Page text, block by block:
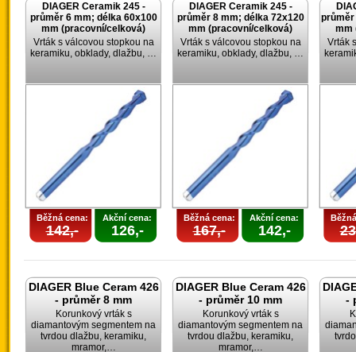
DIAGER Ceramik 245 -
průměr 6 mm; délka 60x100
mm (pracovní/celková)
Vrták s válcovou stopkou na
keramiku, obklady, dlažbu, …
Běžná cena:
142,-
Akční cena:
126,-
DIAGER Ceramik 245 -
průměr 8 mm; délka 72x120
mm (pracovní/celková)
Vrták s válcovou stopkou na
keramiku, obklady, dlažbu, …
Běžná cena:
167,-
Akční cena:
142,-
průměr
mm
Vrták
DIAGER Blue Ceram 426
- průměr 8 mm
Korunkový vrták s
diamantovým segmentem na
tvrdou dlažbu, keramiku,
mramor,…
DIAGER Blue Ceram 426
- průměr 10 mm
Korunkový vrták s
diamantovým segmentem na
tvrdou dlažbu, keramiku,
mramor,…
-